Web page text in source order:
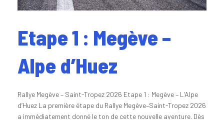
Etape 1 : Megève –
Alpe d’Huez
Rallye Megève – Saint-Tropez 2026 Etape 1 : Megève – L’Alpe
d’Huez La première étape du Rallye Megève–Saint-Tropez 2026
a immédiatement donné le ton de cette nouvelle aventure. Dès